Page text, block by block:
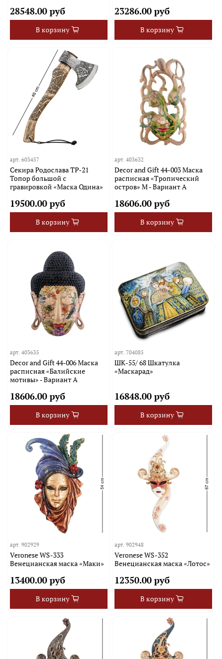
28548.00 руб
В корзину
23286.00 руб
В корзину
арт.603457
Секира Родослава TP-21
Топор большой с
гравировкой «Маска Одина»
19500.00 руб
В корзину
арт. 403632
Decor and Gift 44-003 Маска
расписная «Тропический
остров» M - Вариант A
18606.00 руб
В корзину
арт.403635
Decor and Gift 44-006 Маска
расписная «Балийские
мотивы» - Вариант A
18606.00 руб
В корзину
арт. 704085
ШК-55/ 68 Шкатулка
«Маскарад»
16848.00 руб
В корзину
арт.902929
Veronese WS-333
Венецианская маска «Маки»
13400.00 руб
В корзину
арт. 902948
Veronese WS-352
Венецианская маска «Лотос»
12350.00 руб
В корзину